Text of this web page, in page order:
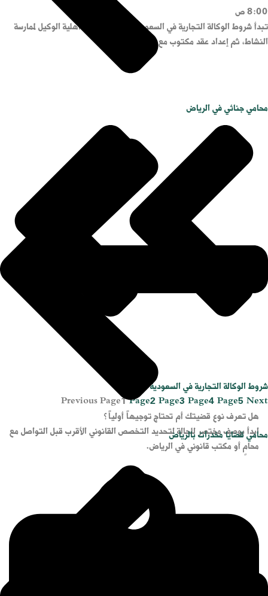
محامي جنائي في الرياض
محامي قضايا مخدرات بالرياض
8:00 ص
تبدأ شروط الوكالة التجارية في السعودية من التحقق من أهلية الوكيل لممارسة
النشاط، ثم إعداد عقد مكتوب مع الجهة المنتجة
شروط الوكالة التجارية في السعودية
PreviousPage1Page2 Page3 Page4 Page5 Next
هل تعرف نوع قضيتك أم تحتاج توجيهاً أولياً؟
ابدأ بوصف مختصر للحالة لتحديد التخصص القانوني الأقرب قبل التواصل مع
محامٍ أو مكتب قانوني في الرياض.